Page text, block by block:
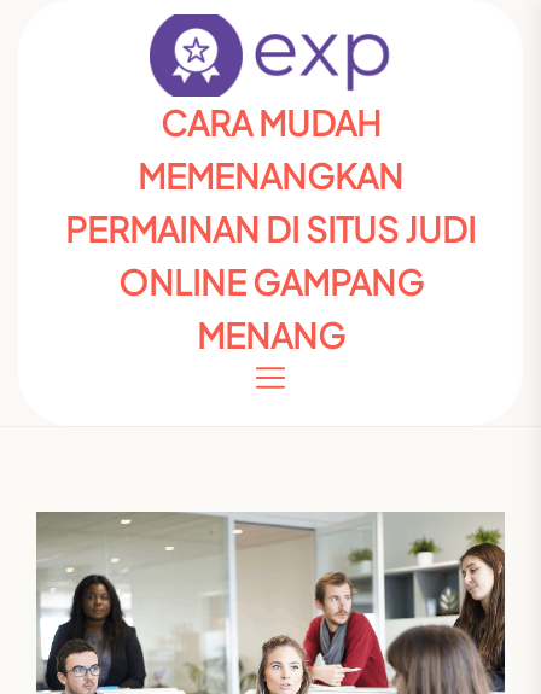
Cara
Mudah
Memenangkan
Permainan
di
Situs
Online
Gampang
CARA MUDAH
MEMENANGKAN
PERMAINAN DI SITUS JUDI
ONLINE GAMPANG
MENANG